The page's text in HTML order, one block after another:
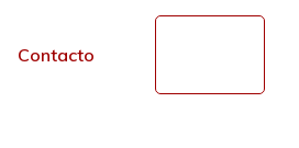
Contacto